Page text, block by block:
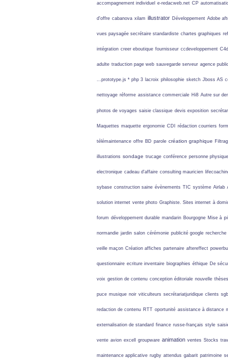
accompagnement individuel e-redacweb.net CP
d'offre cabanova xilam illustrator Développement Adobe
vues paysagée secrétaire standardiste chartes graphiques
intégration creer eboutique fournisseur ccdeveloppement C4d
adulte traduction page web sauvegarde serveur agence
...prototype.js * php 3 lacroix philosophie sketch Jboss AS
nettoyage réforme assistance commerciale Hi8 Autre sur
photos de voyages saisie classique devis exposition
Maquettes maquette ergonomie CDI rédaction courriers
télémaintenance offre BD parole création graphique
illustrations sondage trucage conférence personne physique
electronique cadeau d'affaire consulting mauricien
sybase construction saine évènements TIC système Airlab
solution internet vente photo Graphiste. Sites internet à
forum développement durable mandarin Bourgogne Mise à
normandie jardin salon cérémonie publicité google recherche
veille maçon Création affiches partenaire aftereffect
questionnaire ecriture inventaire biographies éthique De
voix gestion de contenu conception éditoriale nouvelle
puce musique noir viticulteurs secrétariatjuridique clients
redaction de contenu RTT oportunité assistance à distance
externalisation de standard finance russe-français style
vente avion excell groupware animation ventes Stocks
maintenance applicative rugby attendus gabarit patrimoine